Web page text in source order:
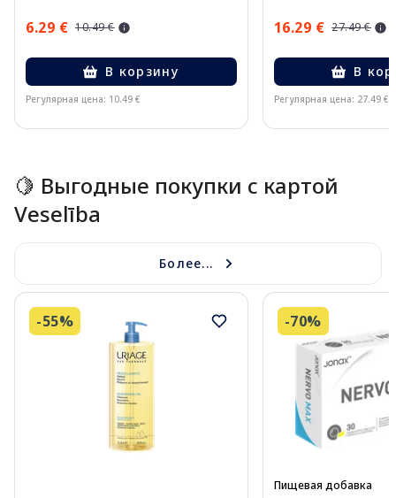
6.29 € 10.49 €
В корзину
Регулярная цена: 10.49 €
16.29 € 27.49 €
В
Регулярная цена: 27.49 €
🍋 Выгодные покупки с картой
Veselība
Более...
-55% -70%
Пищевая добавка